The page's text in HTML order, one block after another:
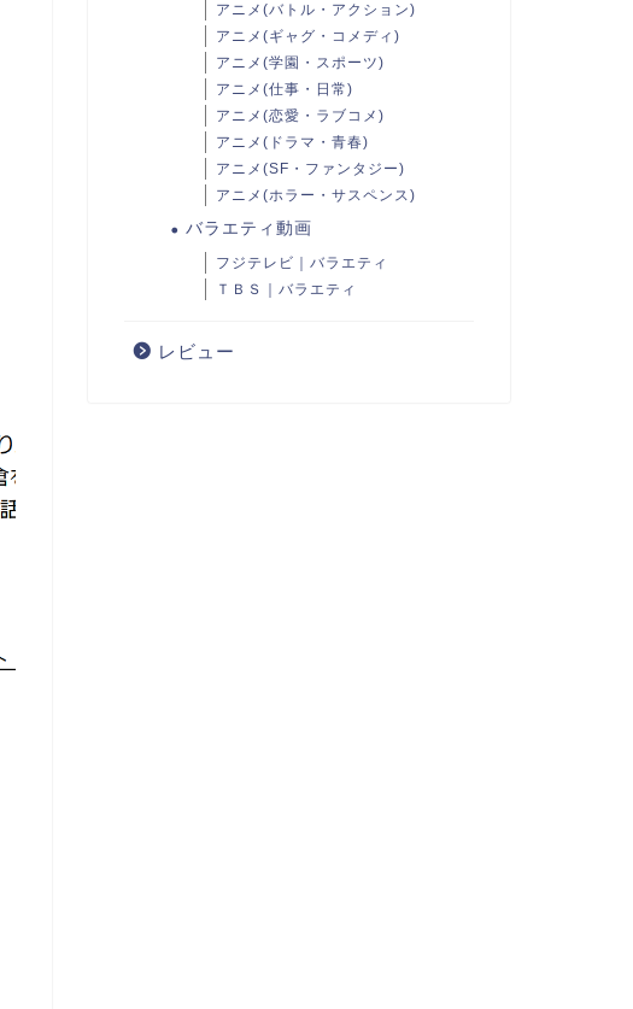
アニメ(バトル・アクション)
アニメ(ギャグ・コメディ)
アニメ(学園・スポーツ)
アニメ(仕事・日常)
アニメ(恋愛・ラブコメ)
アニメ(ドラマ・青春)
アニメ(SF・ファンタジー)
アニメ(ホラー・サスペンス)
バラエティ動画
フジテレビ｜バラエティ
ＴＢＳ｜バラエティ
レビュー